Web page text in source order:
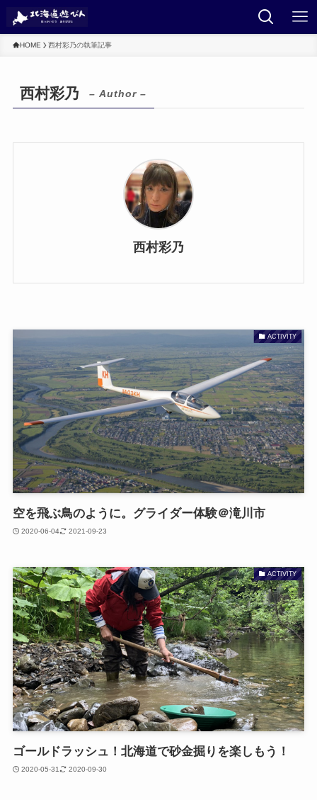
HOME 西村彩乃の執筆記事
西村彩乃 – Author –
西村彩乃
ACTIVITY
空を飛ぶ鳥のように。グライダー体験＠滝川市
2020-06-04 2021-09-23
ACTIVITY
ゴールドラッシュ！北海道で砂金掘りを楽しもう！
2020-05-31 2020-09-30